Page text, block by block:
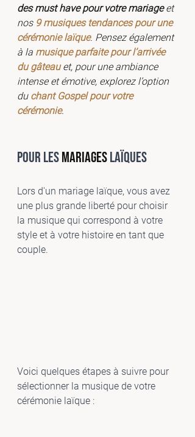
des must have pour votre mariage et
nos 9 musiques tendances pour une
cérémonie laïque. Pensez également
à la musique parfaite pour l’arrivée
du gâteau et, pour une ambiance
intense et émotive, explorez l’option
du chant Gospel pour votre
cérémonie.
Pour les mariages laïques
Lors d'un mariage laïque, vous avez
une plus grande liberté pour choisir
la musique qui correspond à votre
style et à votre histoire en tant que
couple.
Voici quelques étapes à suivre pour
sélectionner la musique de votre
cérémonie laïque :